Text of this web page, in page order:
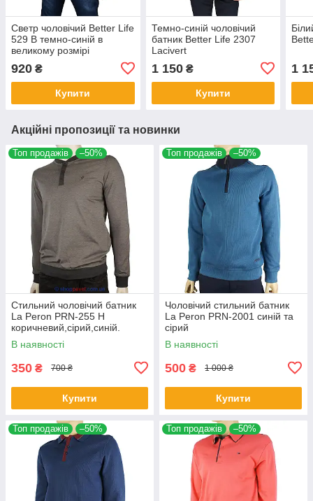
Светр чоловічий Better Life
529 В темно-синій в
великому розмірі
920 ₴
Купити
Темно-синій чоловічий
батник Better Life 2307
Lacivert
1 150₴
Купити
1
Акційні пропозиції та новинки
Топ продажів –50%
Стильний чоловічий батник
La Peron PRN-255 H
коричневий,сірий,синій.
В наявності
350 ₴ 700 ₴
Купити
Топ продажів –50%
Чоловічий стильний батник
La Peron PRN-2001 синій та
сірий
В наявності
500 ₴ 1 000 ₴
Купити
Топ продажів –50% Топ продажів –50%